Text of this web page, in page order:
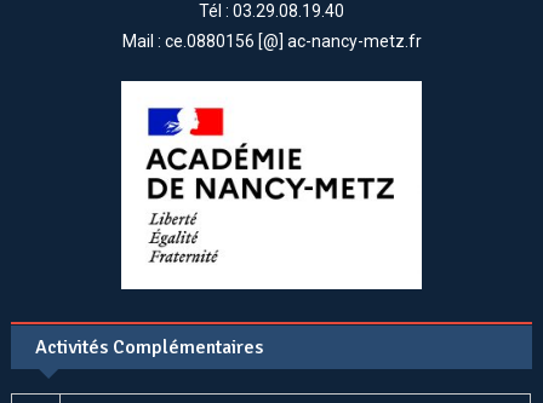
Tél : 03.29.08.19.40
Mail : ce.0880156 [@] ac-nancy-metz.fr
Activités Complémentaires